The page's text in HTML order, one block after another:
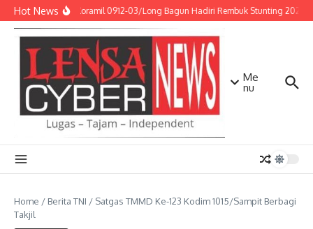
Lewati ke konten
Hot NewsBabinsa Koramil 0912-03/Long Bagun Hadiri Rembuk Stunting 2026,
Me
nu
Home / Berita TNI / Satgas TMMD Ke-123 Kodim 1015/Sampit Berbagi
Takjil